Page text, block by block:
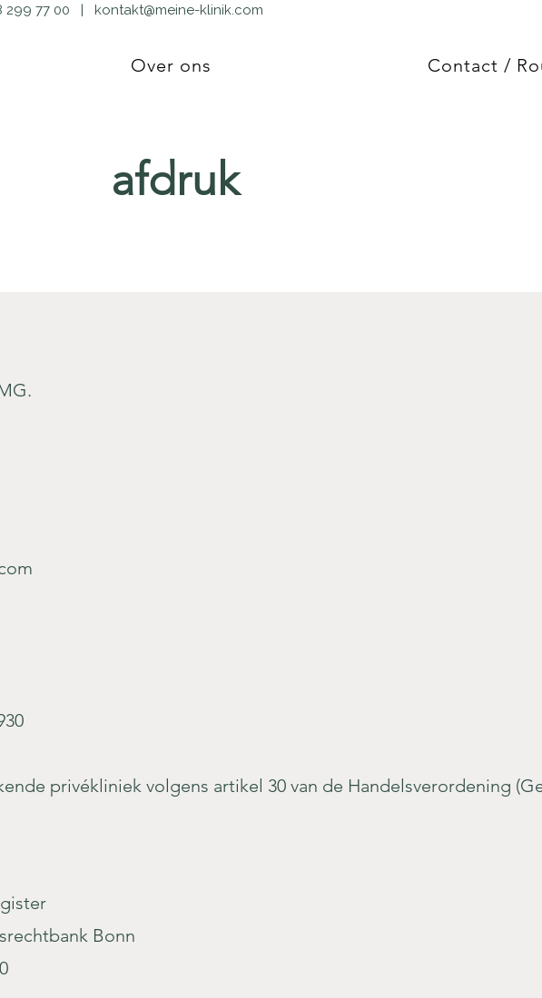
299 77 00 | kontakt@meine-klinik.com
Over ons Contact /
afdruk
privékliniek volgens artikel 30 van de Handelsverordening
Bonn